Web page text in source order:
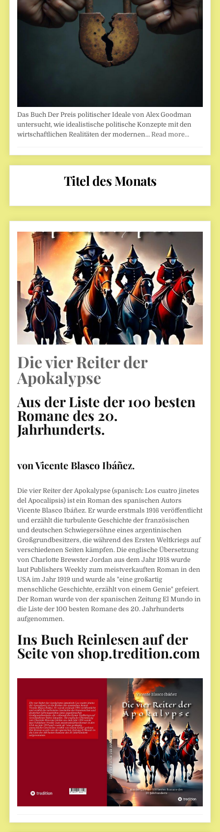
Das Buch Der Preis politischer Ideale von Alex Goodman
untersucht, wie idealistische politische Konzepte mit den
wirtschaftlichen Realitäten der modernen…Read more…
Titel des Monats
Die vier Reiter der
Apokalypse
Aus der Liste der 100 besten
Romane des 20.
Jahrhunderts.
von Vicente Blasco Ibáñez.
Die vier Reiter der Apokalypse (spanisch: Los cuatro jinetes
del Apocalipsis) ist ein Roman des spanischen Autors
Vicente Blasco Ibáñez. Er wurde erstmals 1916 veröffentlicht
und erzählt die turbulente Geschichte der französischen
und deutschen Schwiegersöhne eines argentinischen
Großgrundbesitzers, die während des Ersten Weltkriegs auf
verschiedenen Seiten kämpfen. Die englische Übersetzung
von Charlotte Brewster Jordan aus dem Jahr 1918 wurde
laut Publishers Weekly zum meistverkauften Roman in den
USA im Jahr 1919 und wurde als "eine großartig
menschliche Geschichte, erzählt von einem Genie" gefeiert.
Der Roman wurde von der spanischen Zeitung El Mundo in
die Liste der 100 besten Romane des 20. Jahrhunderts
aufgenommen.
Ins Buch Reinlesen auf der
Seite von shop.tredition.com